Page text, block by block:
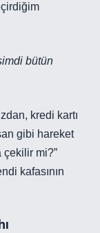
bütün
kredi kartı
gibi hareket
çekilir mi?”
kafasının